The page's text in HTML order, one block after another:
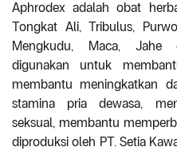
Aphrodex adalah obat
Tongkat Ali, Tribulus,
Mengkudu, Maca, Jahe
digunakan untuk
membantu meningkatkan
stamina pria dewasa,
seksual, membantu
diproduksi oleh PT. Setia